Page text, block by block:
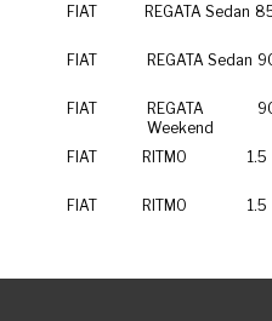
FIAT REGATA Sedan
FIAT REGATA Sedan
FIAT
REGATA
Weekend
FIAT RITMO 1.5
FIAT RITMO 1.5